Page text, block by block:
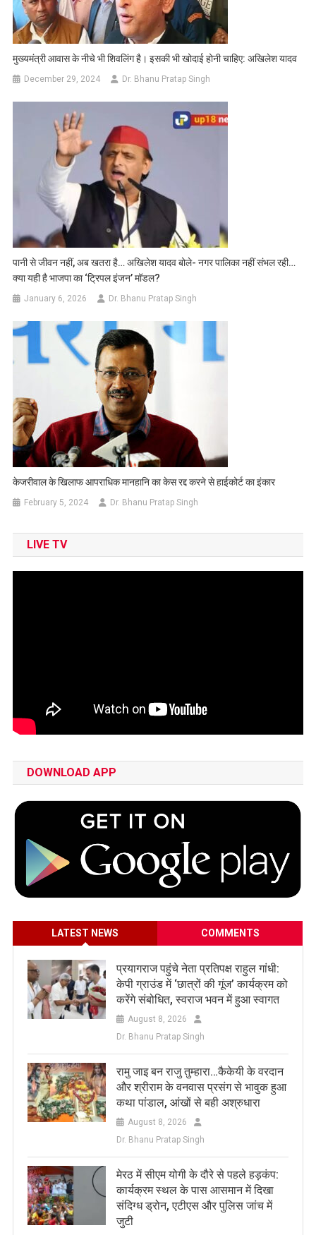
मुख्यमंत्री आवास के नीचे भी शिवलिंग है। इसकी भी खोदाई होनी चाहिए: अखिलेश यादव
December 29, 2024 Dr. Bhanu Pratap Singh
पानी से जीवन नहीं, अब खतरा है… अखिलेश यादव बोले- नगर पालिका नहीं संभल रही…
क्या यही है भाजपा का ‘ट्रिपल इंजन’ मॉडल?
January 6, 2026 Dr. Bhanu Pratap Singh
केजरीवाल के खिलाफ आपराधिक मानहानि का केस रद्द करने से हाईकोर्ट का इंकार
February 5, 2024 Dr. Bhanu Pratap Singh
LIVE TV
DOWNLOAD APP
LATEST NEWS COMMENTS
प्रयागराज पहुंचे नेता प्रतिपक्ष राहुल गांधी:
केपी ग्राउंड में ‘छात्रों की गूंज’ कार्यक्रम को
करेंगे संबोधित, स्वराज भवन में हुआ स्वागत
August 8, 2026
Dr. Bhanu Pratap Singh
रामु जाइ बन राजु तुम्हारा…कैकेयी के वरदान
और श्रीराम के वनवास प्रसंग से भावुक हुआ
कथा पांडाल, आंखों से बही अश्रुधारा
August 8, 2026
Dr. Bhanu Pratap Singh
मेरठ में सीएम योगी के दौरे से पहले हड़कंप:
कार्यक्रम स्थल के पास आसमान में दिखा
संदिग्ध ड्रोन, एटीएस और पुलिस जांच में
जुटी